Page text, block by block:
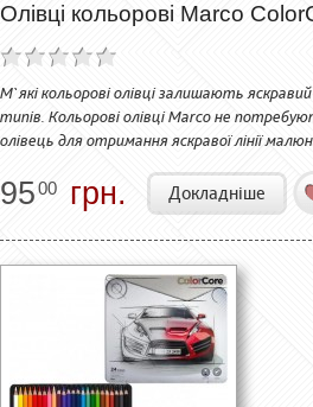
Олівці кольорові Marco
М`які кольорові олівці залишають яскравий
типів. Кольорові олівці Marco не
олівець для отримання яскравої лінії
9500 грн. Докладніше